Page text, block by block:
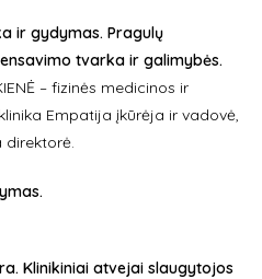
ir gydymas. Pragulų
tvarka ir galimybės.
– fizinės medicinos ir
Empatija įkūrėja ir vadovė,
direktorė.
Klinikiniai atvejai slaugytojos